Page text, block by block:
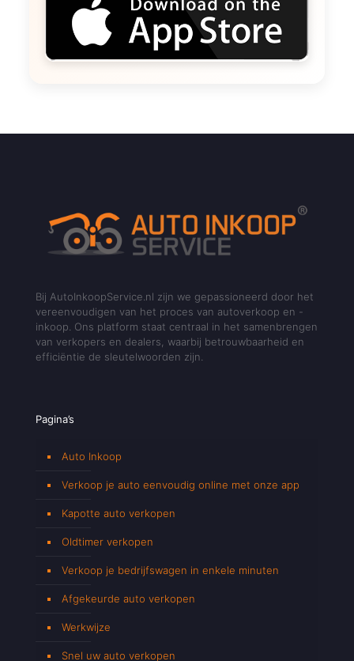
Bij AutoInkoopService.nl zijn we gepassioneerd door het
vereenvoudigen van het proces van autoverkoop en -
inkoop. Ons platform staat centraal in het samenbrengen
van verkopers en dealers, waarbij betrouwbaarheid en
efficiëntie de sleutelwoorden zijn.
Pagina’s
Auto Inkoop
Verkoop je auto eenvoudig online met onze app
Kapotte auto verkopen
Oldtimer verkopen
Verkoop je bedrijfswagen in enkele minuten
Afgekeurde auto verkopen
Werkwijze
Snel uw auto verkopen